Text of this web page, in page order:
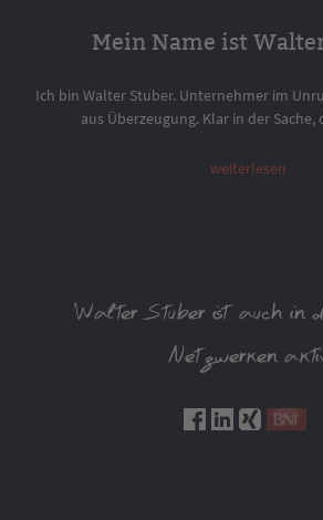
Mein Name ist
Ich bin Walter Stuber. Unternehmer im
aus Überzeugung. Klar in der
weiterlesen
Walter Stuber ist auch in
Netzwerken